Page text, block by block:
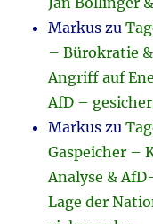
Markus zu
– Bürokratie
Angriff auf
AfD –
Markus zu
Gaspeicher –
Analyse &
Lage der